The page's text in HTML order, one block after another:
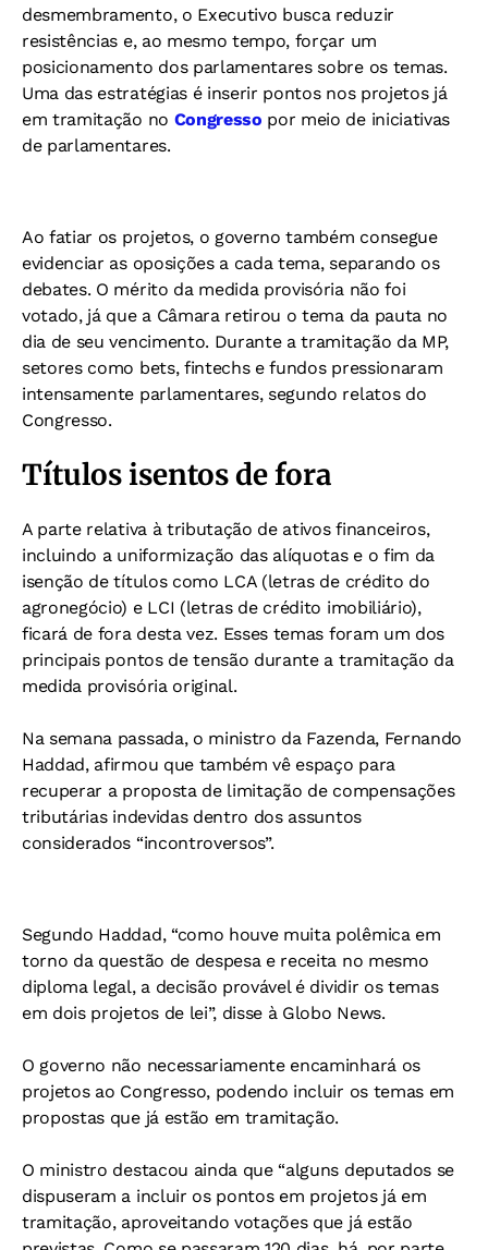
desmembramento, o Executivo busca reduzir
resistências e, ao mesmo tempo, forçar um
posicionamento dos parlamentares sobre os temas.
Uma das estratégias é inserir pontos nos projetos já
em tramitação no Congresso por meio de iniciativas
de parlamentares.
Ao fatiar os projetos, o governo também consegue
evidenciar as oposições a cada tema, separando os
debates. O mérito da medida provisória não foi
votado, já que a Câmara retirou o tema da pauta no
dia de seu vencimento. Durante a tramitação da MP,
setores como bets, fintechs e fundos pressionaram
intensamente parlamentares, segundo relatos do
Congresso.
Títulos isentos de fora
A parte relativa à tributação de ativos financeiros,
incluindo a uniformização das alíquotas e o fim da
isenção de títulos como LCA (letras de crédito do
agronegócio) e LCI (letras de crédito imobiliário),
ficará de fora desta vez. Esses temas foram um dos
principais pontos de tensão durante a tramitação da
medida provisória original.
Na semana passada, o ministro da Fazenda, Fernando
Haddad, afirmou que também vê espaço para
recuperar a proposta de limitação de compensações
tributárias indevidas dentro dos assuntos
considerados “incontroversos”.
Segundo Haddad, “como houve muita polêmica em
torno da questão de despesa e receita no mesmo
diploma legal, a decisão provável é dividir os temas
em dois projetos de lei”, disse à Globo News.
O governo não necessariamente encaminhará os
projetos ao Congresso, podendo incluir os temas em
propostas que já estão em tramitação.
O ministro destacou ainda que “alguns deputados se
dispuseram a incluir os pontos em projetos já em
tramitação, aproveitando votações que já estão